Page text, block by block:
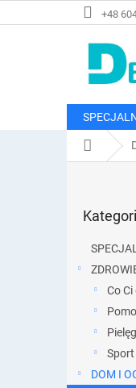
do
+48
Home
kategorie
Co Ci
Sport
DOM I